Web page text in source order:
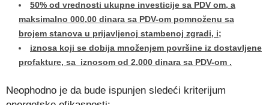
50% od vrednosti ukupne investicije sa PDV om, a
maksimalno 000,00 dinara sa PDV-om pomnoženu sa
brojem stanova u prijavljenoj stambenoj zgradi, i;
iznosa koji se dobija množenjem površine iz dostavljene
profakture, sa iznosom od 2.000 dinara sa PDV-om .
Neophodno je da bude ispunjen sledeći kriterijum